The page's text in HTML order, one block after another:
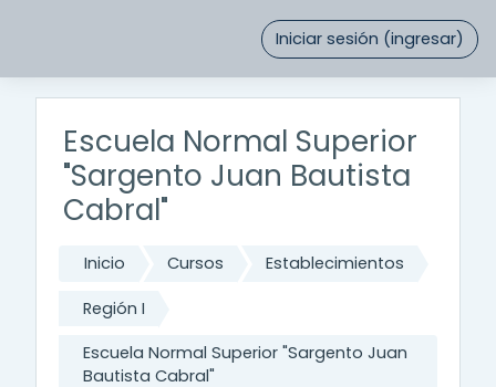
Iniciar sesión (ingresar)
Escuela Normal Superior
"Sargento Juan Bautista
Cabral"
Inicio Cursos Establecimientos
Región I
Escuela Normal Superior "Sargento Juan
Bautista Cabral"